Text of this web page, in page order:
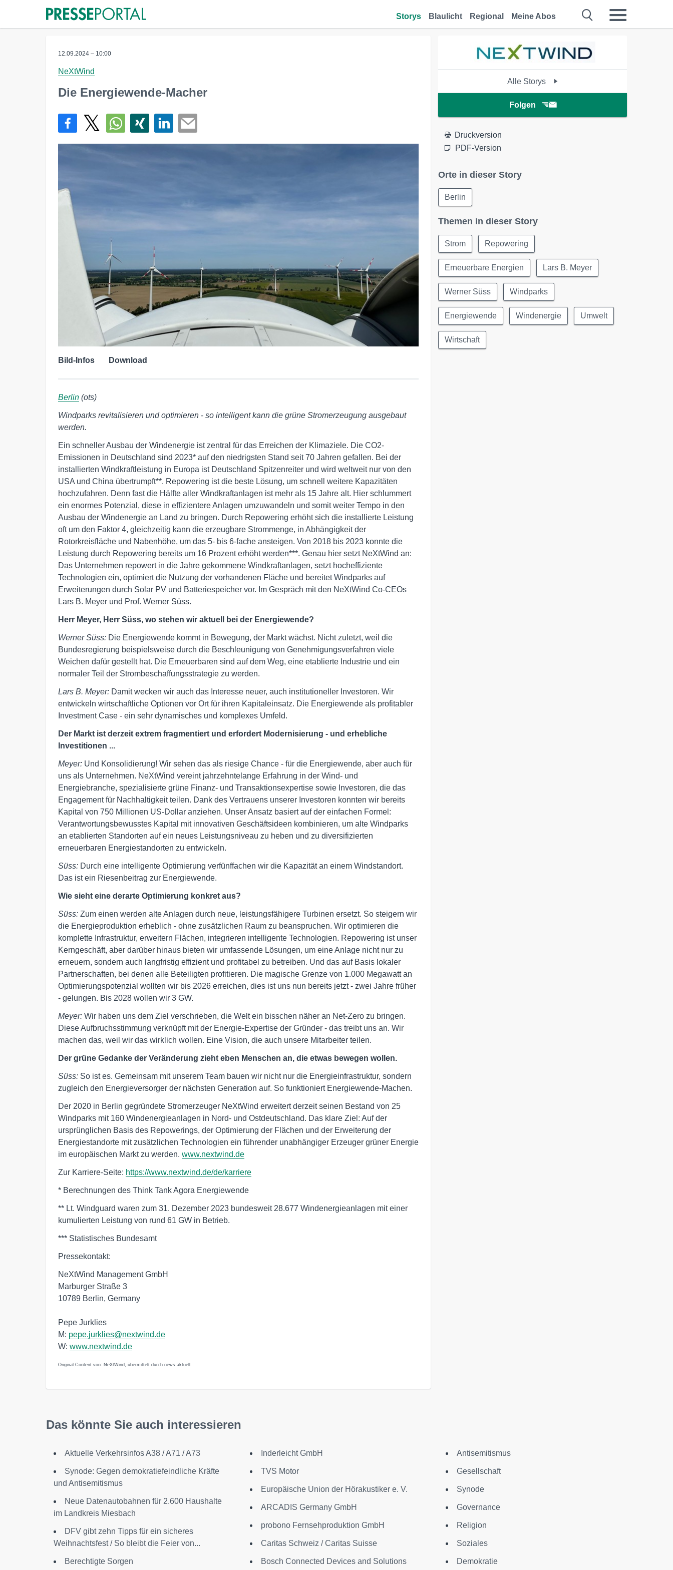
Storys Blaulicht Regional Meine Abos
12.09.2024 – 10:00
NeXtWind
Die Energiewende-Macher
Bild-Infos Download
Berlin (ots)
Windparks revitalisieren und optimieren - so intelligent kann die grüne Stromerzeugung ausgebaut
werden.
Ein schneller Ausbau der Windenergie ist zentral für das Erreichen der Klimaziele. Die CO2-
Emissionen in Deutschland sind 2023* auf den niedrigsten Stand seit 70 Jahren gefallen. Bei der
installierten Windkraftleistung in Europa ist Deutschland Spitzenreiter und wird weltweit nur von den
USA und China übertrumpft**. Repowering ist die beste Lösung, um schnell weitere Kapazitäten
hochzufahren. Denn fast die Hälfte aller Windkraftanlagen ist mehr als 15 Jahre alt. Hier schlummert
ein enormes Potenzial, diese in effizientere Anlagen umzuwandeln und somit weiter Tempo in den
Ausbau der Windenergie an Land zu bringen. Durch Repowering erhöht sich die installierte Leistung
oft um den Faktor 4, gleichzeitig kann die erzeugbare Strommenge, in Abhängigkeit der
Rotorkreisfläche und Nabenhöhe, um das 5- bis 6-fache ansteigen. Von 2018 bis 2023 konnte die
Leistung durch Repowering bereits um 16 Prozent erhöht werden***. Genau hier setzt NeXtWind an:
Das Unternehmen repowert in die Jahre gekommene Windkraftanlagen, setzt hocheffiziente
Technologien ein, optimiert die Nutzung der vorhandenen Fläche und bereitet Windparks auf
Erweiterungen durch Solar PV und Batteriespeicher vor. Im Gespräch mit den NeXtWind Co-CEOs
Lars B. Meyer und Prof. Werner Süss.
Herr Meyer, Herr Süss, wo stehen wir aktuell bei der Energiewende?
Werner Süss: Die Energiewende kommt in Bewegung, der Markt wächst. Nicht zuletzt, weil die
Bundesregierung beispielsweise durch die Beschleunigung von Genehmigungsverfahren viele
Weichen dafür gestellt hat. Die Erneuerbaren sind auf dem Weg, eine etablierte Industrie und ein
normaler Teil der Strombeschaffungsstrategie zu werden.
Lars B. Meyer: Damit wecken wir auch das Interesse neuer, auch institutioneller Investoren. Wir
entwickeln wirtschaftliche Optionen vor Ort für ihren Kapitaleinsatz. Die Energiewende als profitabler
Investment Case - ein sehr dynamisches und komplexes Umfeld.
Der Markt ist derzeit extrem fragmentiert und erfordert Modernisierung - und erhebliche
Investitionen ...
Meyer: Und Konsolidierung! Wir sehen das als riesige Chance - für die Energiewende, aber auch für
uns als Unternehmen. NeXtWind vereint jahrzehntelange Erfahrung in der Wind- und
Energiebranche, spezialisierte grüne Finanz- und Transaktionsexpertise sowie Investoren, die das
Engagement für Nachhaltigkeit teilen. Dank des Vertrauens unserer Investoren konnten wir bereits
Kapital von 750 Millionen US-Dollar anziehen. Unser Ansatz basiert auf der einfachen Formel:
Verantwortungsbewusstes Kapital mit innovativen Geschäftsideen kombinieren, um alte Windparks
an etablierten Standorten auf ein neues Leistungsniveau zu heben und zu diversifizierten
erneuerbaren Energiestandorten zu entwickeln.
Süss: Durch eine intelligente Optimierung verfünffachen wir die Kapazität an einem Windstandort.
Das ist ein Riesenbeitrag zur Energiewende.
Wie sieht eine derarte Optimierung konkret aus?
Süss: Zum einen werden alte Anlagen durch neue, leistungsfähigere Turbinen ersetzt. So steigern wir
die Energieproduktion erheblich - ohne zusätzlichen Raum zu beanspruchen. Wir optimieren die
komplette Infrastruktur, erweitern Flächen, integrieren intelligente Technologien. Repowering ist unser
Kerngeschäft, aber darüber hinaus bieten wir umfassende Lösungen, um eine Anlage nicht nur zu
erneuern, sondern auch langfristig effizient und profitabel zu betreiben. Und das auf Basis lokaler
Partnerschaften, bei denen alle Beteiligten profitieren. Die magische Grenze von 1.000 Megawatt an
Optimierungspotenzial wollten wir bis 2026 erreichen, dies ist uns nun bereits jetzt - zwei Jahre früher
- gelungen. Bis 2028 wollen wir 3 GW.
Meyer: Wir haben uns dem Ziel verschrieben, die Welt ein bisschen näher an Net-Zero zu bringen.
Diese Aufbruchsstimmung verknüpft mit der Energie-Expertise der Gründer - das treibt uns an. Wir
machen das, weil wir das wirklich wollen. Eine Vision, die auch unsere Mitarbeiter teilen.
Der grüne Gedanke der Veränderung zieht eben Menschen an, die etwas bewegen wollen.
Süss: So ist es. Gemeinsam mit unserem Team bauen wir nicht nur die Energieinfrastruktur, sondern
zugleich den Energieversorger der nächsten Generation auf. So funktioniert Energiewende-Machen.
Der 2020 in Berlin gegründete Stromerzeuger NeXtWind erweitert derzeit seinen Bestand von 25
Windparks mit 160 Windenergieanlagen in Nord- und Ostdeutschland. Das klare Ziel: Auf der
ursprünglichen Basis des Repowerings, der Optimierung der Flächen und der Erweiterung der
Energiestandorte mit zusätzlichen Technologien ein führender unabhängiger Erzeuger grüner Energie
im europäischen Markt zu werden. www.nextwind.de
Zur Karriere-Seite: https://www.nextwind.de/de/karriere
* Berechnungen des Think Tank Agora Energiewende
** Lt. Windguard waren zum 31. Dezember 2023 bundesweit 28.677 Windenergieanlagen mit einer
kumulierten Leistung von rund 61 GW in Betrieb.
*** Statistisches Bundesamt
Pressekontakt:
NeXtWind Management GmbH
Marburger Straße 3
10789 Berlin, Germany
Pepe Jurklies
M: pepe.jurklies@nextwind.de
W: www.nextwind.de
Original-Content von: NeXtWind, übermittelt durch news aktuell
Alle Storys
Folgen
Druckversion
PDF-Version
Orte in dieser Story
Berlin
Themen in dieser Story
Strom Repowering
Erneuerbare Energien Lars B. Meyer
Werner Süss Windparks
Energiewende Windenergie Umwelt
Wirtschaft
Das könnte Sie auch interessieren
Aktuelle Verkehrsinfos A38 / A71 / A73
Synode: Gegen demokratiefeindliche Kräfte
und Antisemitismus
Neue Datenautobahnen für 2.600 Haushalte
im Landkreis Miesbach
DFV gibt zehn Tipps für ein sicheres
Weihnachtsfest / So bleibt die Feier von...
Berechtigte Sorgen
Inderleicht GmbH
TVS Motor
Europäische Union der Hörakustiker e. V.
ARCADIS Germany GmbH
probono Fernsehproduktion GmbH
Caritas Schweiz / Caritas Suisse
Bosch Connected Devices and Solutions
Antisemitismus
Gesellschaft
Synode
Governance
Religion
Soziales
Demokratie